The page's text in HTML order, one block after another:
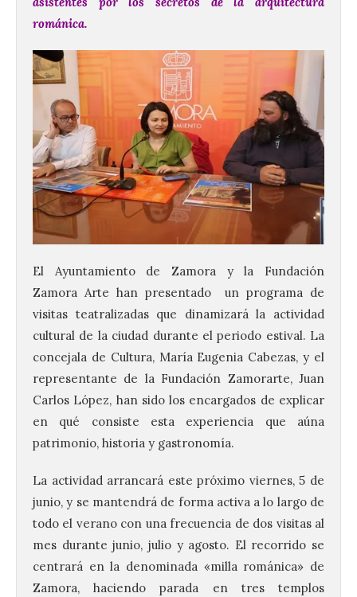
románica.
El Ayuntamiento de Zamora y la Fundación
Zamora Arte han presentado un programa de
visitas teatralizadas que dinamizará la actividad
cultural de la ciudad durante el periodo estival. La
concejala de Cultura, María Eugenia Cabezas, y el
representante de la Fundación Zamorarte, Juan
Carlos López, han sido los encargados de explicar
en qué consiste esta experiencia que aúna
patrimonio, historia y gastronomía.
La actividad arrancará este próximo viernes, 5 de
junio, y se mantendrá de forma activa a lo largo de
todo el verano con una frecuencia de dos visitas al
mes durante junio, julio y agosto. El recorrido se
centrará en la denominada «milla románica» de
Zamora, haciendo parada en tres templos